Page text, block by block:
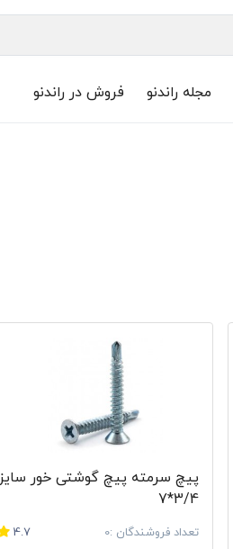
مجله راندنو فروش در راندنو
پیچ سرمته پیچ گوشتی خور سایز
3/4*7
تعداد فروشندگان :0 4.7